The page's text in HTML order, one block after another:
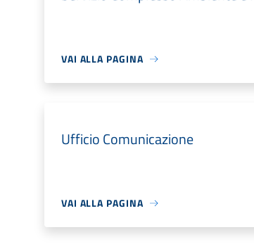
VAI ALLA PAGINA
Ufficio Comunicazione
VAI ALLA PAGINA